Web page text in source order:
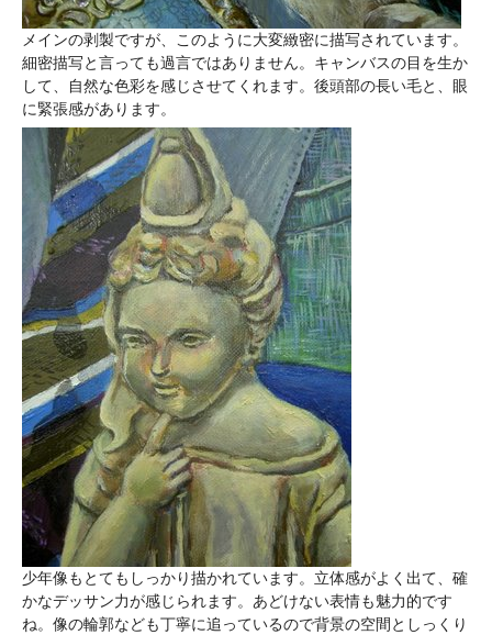
メインの剥製ですが、このように大変緻密に描写されています。
細密描写と言っても過言ではありません。キャンバスの目を生か
して、自然な色彩を感じさせてくれます。後頭部の長い毛と、眼
に緊張感があります。
少年像もとてもしっかり描かれています。立体感がよく出て、確
かなデッサン力が感じられます。あどけない表情も魅力的です
ね。像の輪郭なども丁寧に追っているので背景の空間としっくり